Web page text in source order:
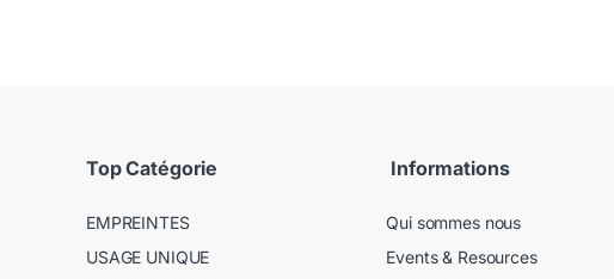
Top Catégorie
EMPREINTES
USAGE UNIQUE
Informations
Qui sommes nous
Events & Resources